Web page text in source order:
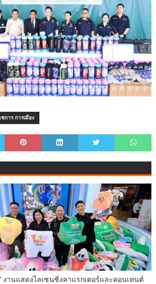
ชการ การเมือง
งานแสดงไลเซนซิ่งคาแรกเตอร์และคอนเทนต์